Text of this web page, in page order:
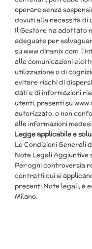
operare senza
dovuti alla necessità di
Il Gestore ha adottato
adeguate per
su www.diramix.com,
alle comunicazioni
utilizzazione o di
evitare rischi di
dati e di informazioni
utenti, presenti su
autorizzato, o non
alle informazioni
Legge applicabile e
Le Condizioni Generali
Note Legali Aggiuntive
Per ogni controversia
contratti cui si
presenti Note legali, è
Milano.